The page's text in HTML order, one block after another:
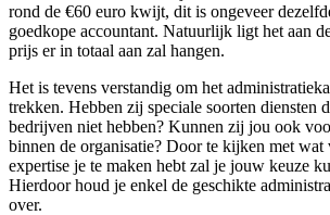
rond de €60 euro kwijt, dit is ongeveer
goedkope accountant. Natuurlijk ligt het aan
prijs er in totaal aan zal hangen.
Het is tevens verstandig om het
trekken. Hebben zij speciale soorten diensten
bedrijven niet hebben? Kunnen zij jou ook
binnen de organisatie? Door te kijken met wat
expertise je te maken hebt zal je jouw keuze
Hierdoor houd je enkel de geschikte
over.